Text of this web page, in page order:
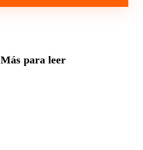
Más para leer